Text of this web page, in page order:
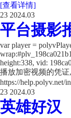
[查看详情]
23 2024.03
平台摄影
var player =
height:338, vid:
播放加密视频的凭
https://help.polyv.net/
23 2024.03
英雄好汉